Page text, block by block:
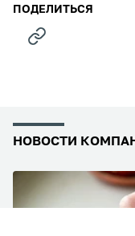
ПОДЕЛИТЬСЯ
НОВОСТИ